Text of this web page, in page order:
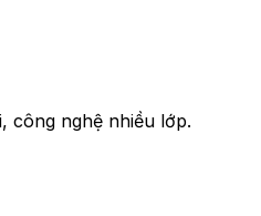
công nghệ nhiều lớp.